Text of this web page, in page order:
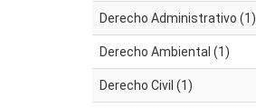
Derecho Administrativo (1)
Derecho Ambiental (1)
Derecho Civil (1)